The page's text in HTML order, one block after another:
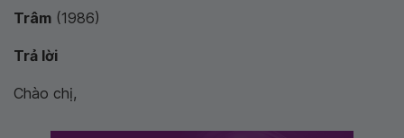
Trâm (1986)
Trả lời
Chào chị,